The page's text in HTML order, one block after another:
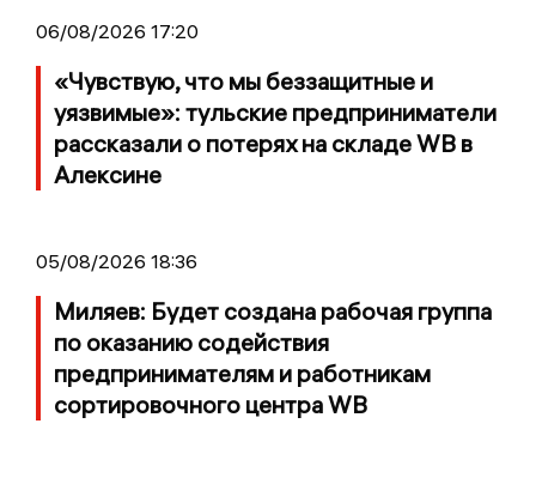
06/08/2026 17:20
«Чувствую, что мы беззащитные и
уязвимые»: тульские предприниматели
рассказали о потерях на складе WB в
Алексине
05/08/2026 18:36
Миляев: Будет создана рабочая группа
по оказанию содействия
предпринимателям и работникам
сортировочного центра WB